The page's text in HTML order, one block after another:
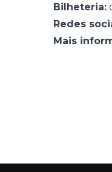
Bilheteria:
Redes
Mais